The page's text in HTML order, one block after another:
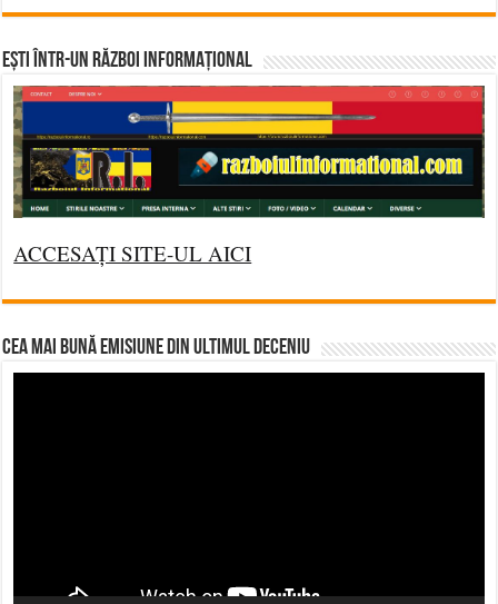
Ești într-un RĂZBOI INFORMAȚIONAL
ACCESAȚI SITE-UL AICI
CEA MAI BUNĂ EMISIUNE DIN ULTIMUL DECENIU